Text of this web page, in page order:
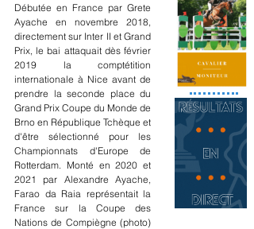
Débutée en France par Grete
Ayache en novembre 2018,
directement sur Inter II et Grand
Prix, le bai attaquait dès février
2019 la comptétition
internationale à Nice avant de
prendre la seconde place du
Grand Prix Coupe du Monde de
Brno en République Tchèque et
d'être sélectionné pour les
Championnats d'Europe de
Rotterdam. Monté en 2020 et
2021 par Alexandre Ayache,
Farao da Raia représentait la
France sur la Coupe des
Nations de Compiègne (photo)